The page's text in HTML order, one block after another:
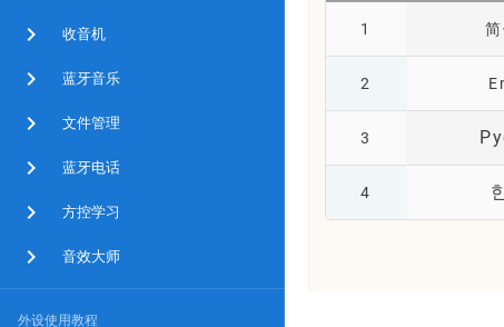
收音机
蓝牙音乐
文件管理
蓝牙电话
方控学习
音效大师
外设使用教程
1
2
3
4